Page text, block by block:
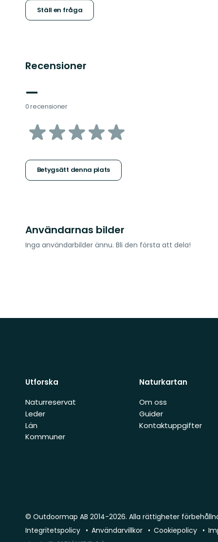
Ställ en fråga
Recensioner
—
0 recensioner
av
stjärnor
Betygsätt denna plats
Användarnas bilder
Inga användarbilder ännu. Bli den första att dela!
Utforska
Naturreservat
Leder
Län
Kommuner
Naturkartan
Om oss
Guider
Kontaktuppgifter
© Outdoormap AB 2014-2026. Alla rättigheter
Integritetspolicy
Användarvillkor Cookiepolicy